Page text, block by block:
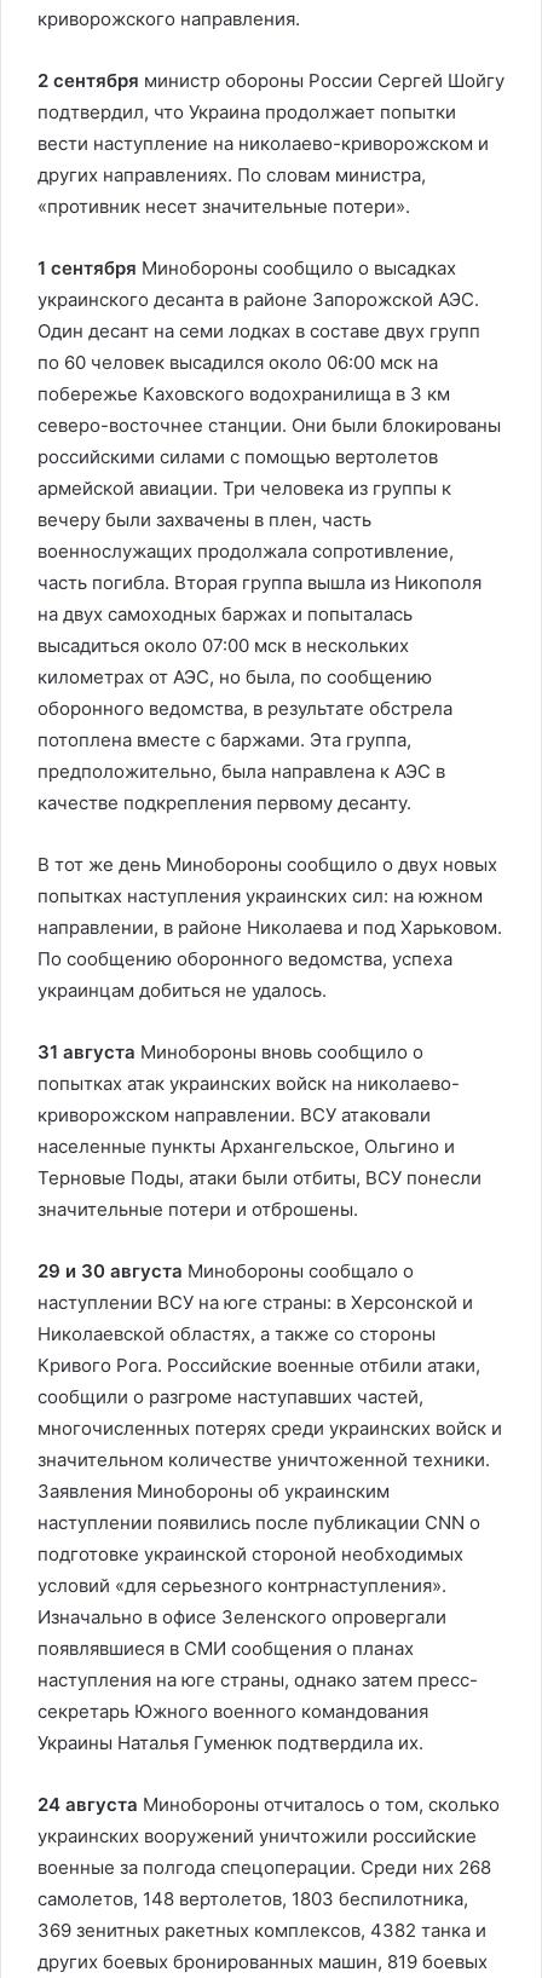
криворожского направления.
2 сентября министр обороны России Сергей Шойгу
подтвердил, что Украина продолжает попытки
вести наступление на николаево-криворожском и
других направлениях. По словам министра,
«противник несет значительные потери».
1 сентября Минобороны сообщило о высадках
украинского десанта в районе Запорожской АЭС.
Один десант на семи лодках в составе двух групп
по 60 человек высадился около 06:00 мск на
побережье Каховского водохранилища в 3 км
северо-восточнее станции. Они были блокированы
российскими силами с помощью вертолетов
армейской авиации. Три человека из группы к
вечеру были захвачены в плен, часть
военнослужащих продолжала сопротивление,
часть погибла. Вторая группа вышла из Никополя
на двух самоходных баржах и попыталась
высадиться около 07:00 мск в нескольких
километрах от АЭС, но была, по сообщению
оборонного ведомства, в результате обстрела
потоплена вместе с баржами. Эта группа,
предположительно, была направлена к АЭС в
качестве подкрепления первому десанту.
В тот же день Минобороны сообщило о двух новых
попытках наступления украинских сил: на южном
направлении, в районе Николаева и под Харьковом.
По сообщению оборонного ведомства, успеха
украинцам добиться не удалось.
31 августа Минобороны вновь сообщило о
попытках атак украинских войск на николаево-
криворожском направлении. ВСУ атаковали
населенные пункты Архангельское, Ольгино и
Терновые Поды, атаки были отбиты, ВСУ понесли
значительные потери и отброшены.
29 и 30 августа Минобороны сообщало о
наступлении ВСУ на юге страны: в Херсонской и
Николаевской областях, а также со стороны
Кривого Рога. Российские военные отбили атаки,
сообщили о разгроме наступавших частей,
многочисленных потерях среди украинских войск и
значительном количестве уничтоженной техники.
Заявления Минобороны об украинским
наступлении появились после публикации CNN о
подготовке украинской стороной необходимых
условий «для серьезного контрнаступления».
Изначально в офисе Зеленского опровергали
появлявшиеся в СМИ сообщения о планах
наступления на юге страны, однако затем пресс-
секретарь Южного военного командования
Украины Наталья Гуменюк подтвердила их.
24 августа Минобороны отчиталось о том, сколько
украинских вооружений уничтожили российские
военные за полгода спецоперации. Среди них 268
самолетов, 148 вертолетов, 1803 беспилотника,
369 зенитных ракетных комплексов, 4382 танка и
других боевых бронированных машин, 819 боевых